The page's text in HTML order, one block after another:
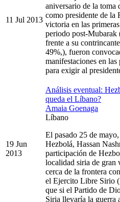
11 Jul 2013
aniversario de la toma
como presidente de la
victoria en las
periodo post-Mubarak
frente a su
49%,), fueron
manifestaciones en
para exigir al
19 Jun
2013
Análisis eventual:
queda el Líbano?
Amaia Goenaga
Líbano
El pasado 25 de
Hezbolá, Hassan
participación de
localidad siria de gran
cerca de la frontera
el Ejercito Libre Sirio
que si el Partido de
Siria llevaría la guerra